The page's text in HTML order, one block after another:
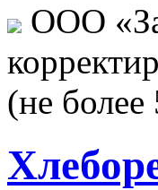
ООО
(не более